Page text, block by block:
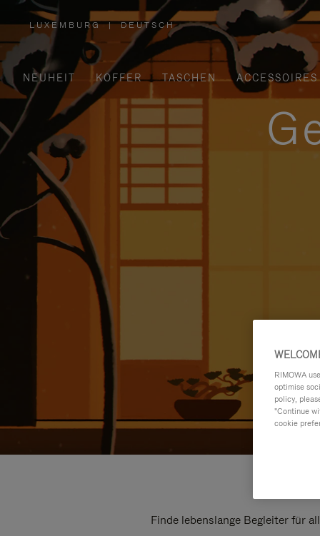
LUXEMBURG
,
WÄHLEN
SIE
IHRE
REGION
AUS
| DEUTSCH
NEUHEIT KOFFER TASCHEN ACCESSOIRES
Finde lebenslange Begleiter für
RIMOWA
optimise
policy,
"Continue
cookie